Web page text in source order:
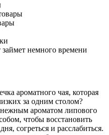
немного времени
ароматного чая, которая
за одним столом?
ароматом липового
чтобы восстановить
согреться и расслабиться.